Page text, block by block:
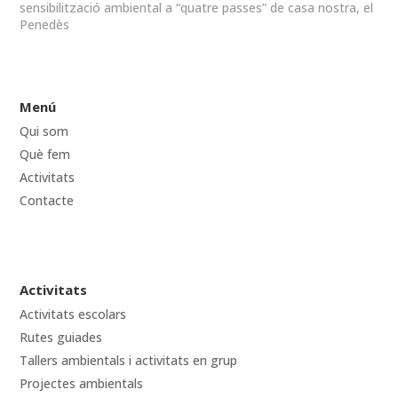
sensibilització ambiental a “quatre passes” de casa nostra, el
Penedès
Menú
Qui som
Què fem
Activitats
Contacte
Activitats
Activitats escolars
Rutes guiades
Tallers ambientals i activitats en grup
Projectes ambientals